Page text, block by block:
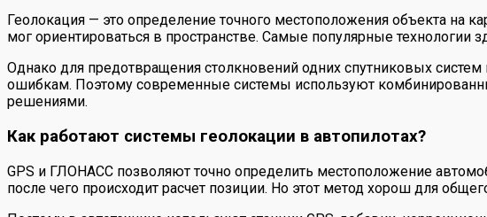
Геолокация — это определение точного местоположения объекта на
мог ориентироваться в пространстве. Самые популярные технологии
Однако для предотвращения столкновений одних спутниковых
ошибкам. Поэтому современные системы используют
решениями.
Как работают системы геолокации в автопилотах?
GPS и ГЛОНАСС позволяют точно определить местоположение
после чего происходит расчет позиции. Но этот метод хорош для